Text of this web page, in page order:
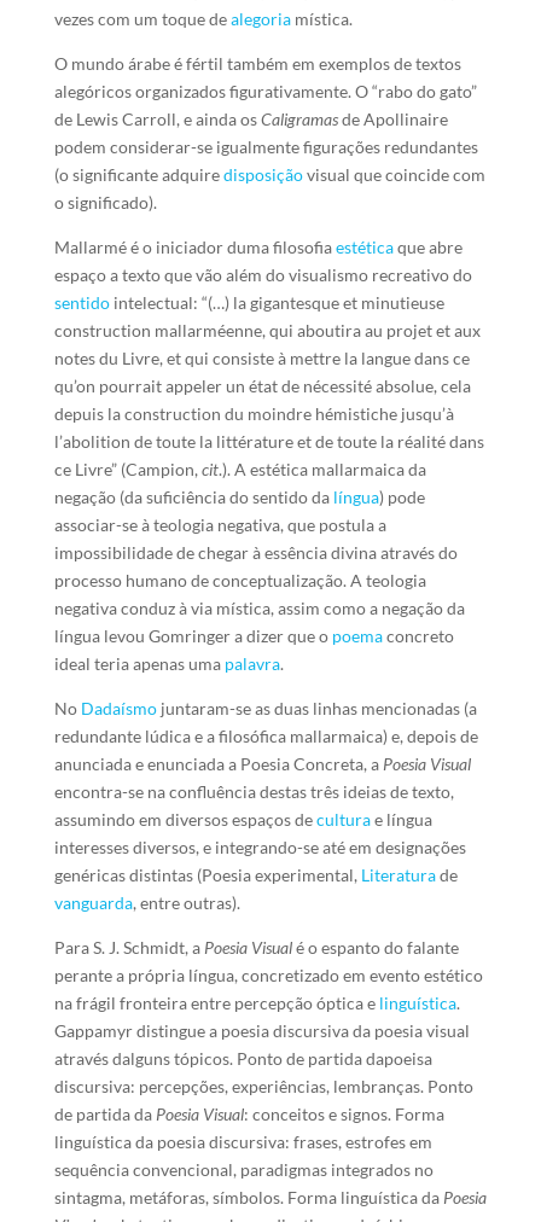
vezes com um toque dealegoriamística.
O mundo árabe é fértil também em exemplos de textos
alegóricos organizados figurativamente. O “rabo do gato”
de Lewis Carroll, e ainda osCaligramasde Apollinaire
podem considerar-se igualmente figurações redundantes
(o significante adquiredisposiçãovisual que coincide com
o significado).
Mallarmé é o iniciador duma filosofiaestéticaque abre
espaço a texto que vão além do visualismo recreativo do
sentidointelectual: “(…) la gigantesque et minutieuse
construction mallarméenne, qui aboutira au projet et aux
notes du Livre, et qui consiste à mettre la langue dans ce
qu’on pourrait appeler un état de nécessité absolue, cela
depuis la construction du moindre hémistiche jusqu’à
l’abolition de toute la littérature et de toute la réalité dans
ce Livre” (Campion, cit.). A estética mallarmaica da
negação (da suficiência do sentido da língua) pode
associar-se à teologia negativa, que postula a
impossibilidade de chegar à essência divina através do
processo humano de conceptualização. A teologia
negativa conduz à via mística, assim como a negação da
língua levou Gomringer a dizer que o poemaconcreto
ideal teria apenas uma palavra.
No Dadaísmojuntaram-se as duas linhas mencionadas (a
redundante lúdica e a filosófica mallarmaica) e, depois de
anunciada e enunciada a Poesia Concreta, a Poesia Visual
encontra-se na confluência destas três ideias de texto,
assumindo em diversos espaços deculturae língua
interesses diversos, e integrando-se até em designações
genéricas distintas (Poesia experimental, Literaturade
vanguarda, entre outras).
Para S. J. Schmidt, a Poesia Visualé o espanto do falante
perante a própria língua, concretizado em evento estético
na frágil fronteira entre percepção óptica e linguística.
Gappamyr distingue a poesia discursiva da poesia visual
através dalguns tópicos. Ponto de partida dapoeisa
discursiva: percepções, experiências, lembranças. Ponto
de partida da Poesia Visual: conceitos e signos. Forma
linguística da poesia discursiva: frases, estrofes em
sequência convencional, paradigmas integrados no
sintagma, metáforas, símbolos. Forma linguística da Poesia